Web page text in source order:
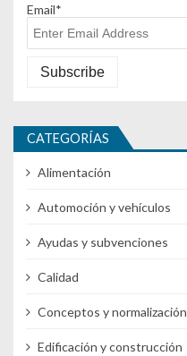
Email*
CATEGORÍAS
Alimentación
Automoción y vehículos
Ayudas y subvenciones
Calidad
Conceptos y normalización
Edificación y construcción